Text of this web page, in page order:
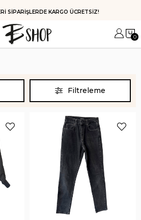
SİPARİŞLERDE KARGO ÜCRETSİZ!
0
Filtreleme